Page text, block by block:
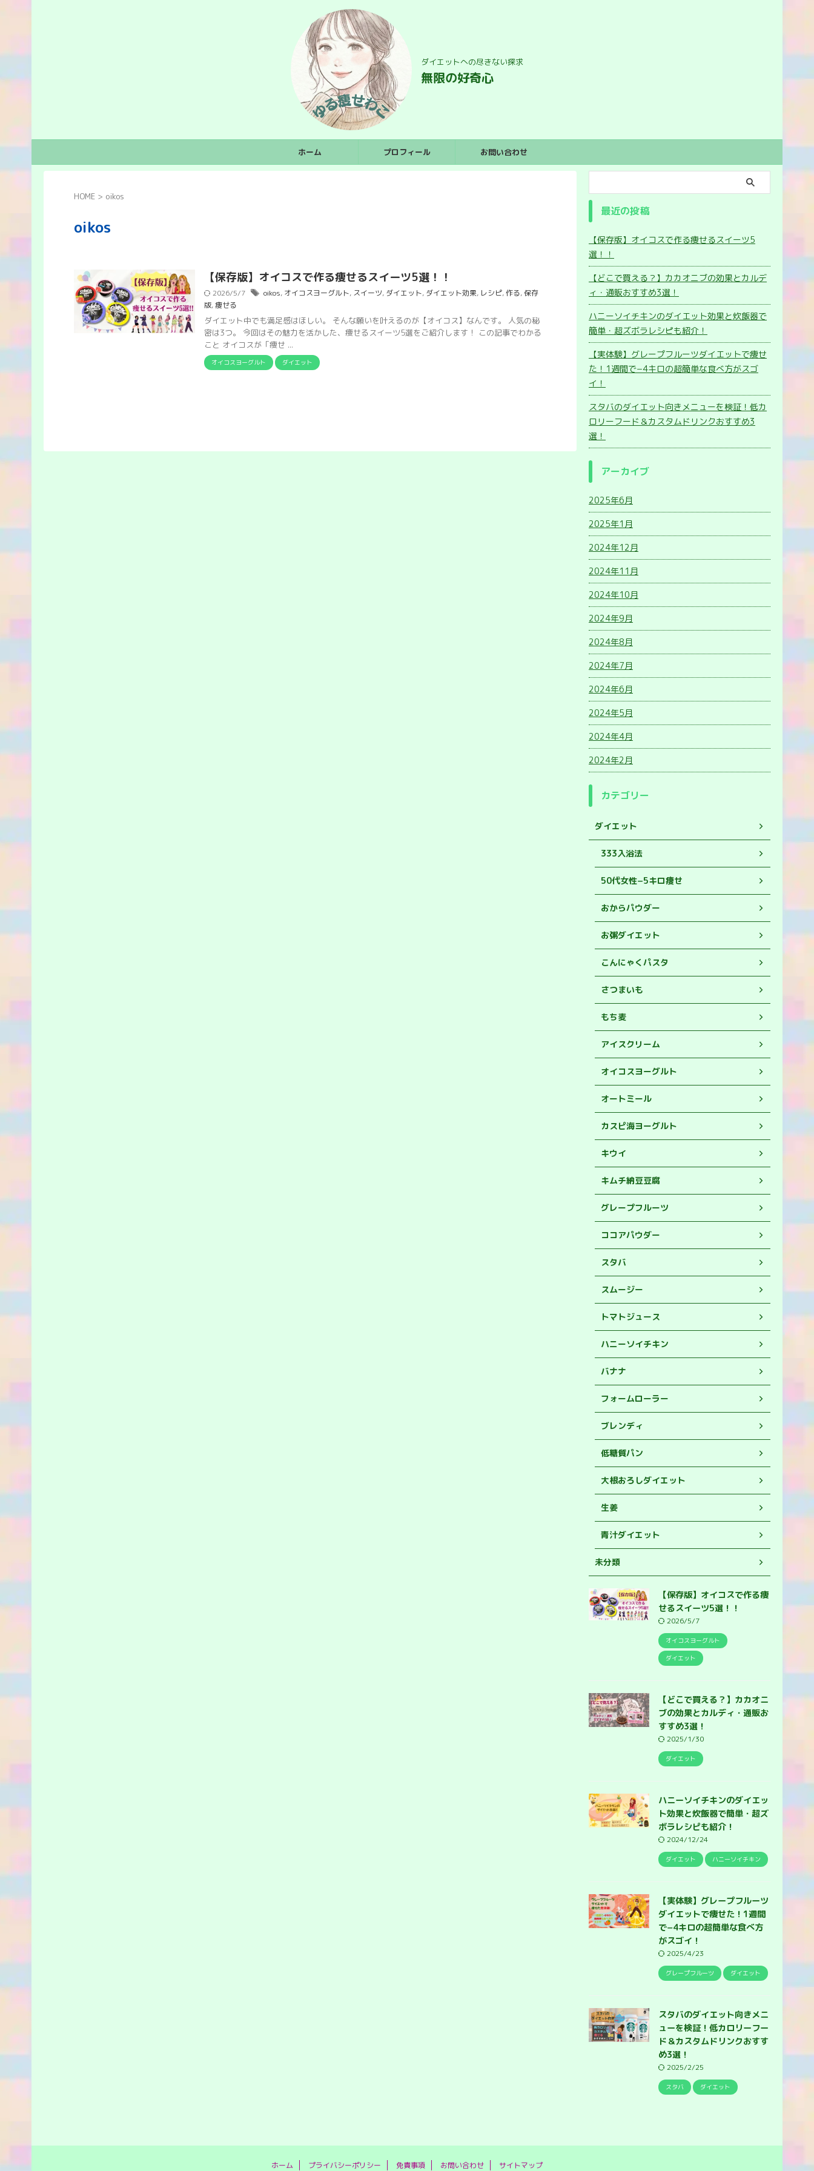
ダイエットへの尽きない探求
無限の好奇心
ホーム プロフィール お問い合わせ
HOME > oikos
oikos
【保存版】オイコスで作る痩せるスイーツ5選！！
2026/5/7 oikos, オイコスヨーグルト, スイーツ, ダイエット, ダイエット効果, レシピ,作る,保存
版,痩せる
ダイエット中でも満足感はほしい。 そんな願いを叶えるのが【オイコス】なんです。 人気の秘
密は3つ。 今回はその魅力を活かした、痩せるスイーツ5選をご紹介します！ この記事でわかる
こと オイコスが「痩せ ...
オイコスヨーグルト ダイエット
最近の投稿
【保存版】オイコスで作る痩せるスイーツ5
選！！
【どこで買える？】カカオニブの効果とカルデ
ィ・通販おすすめ3選！
ハニーソイチキンのダイエット効果と炊飯器で
簡単・超ズボラレシピも紹介！
【実体験】グレープフルーツダイエットで痩せ
た！1週間で−4キロの超簡単な食べ方がスゴ
イ！
スタバのダイエット向きメニューを検証！低カ
ロリーフード＆カスタムドリンクおすすめ3
選！
アーカイブ
2025年6月
2025年1月
2024年12月
2024年11月
2024年10月
2024年9月
2024年8月
2024年7月
2024年6月
2024年5月
2024年4月
2024年2月
カテゴリー
ダイエット
333入浴法
50代女性−5キロ痩せ
おからパウダー
お粥ダイエット
こんにゃくパスタ
さつまいも
もち麦
アイスクリーム
オイコスヨーグルト
オートミール
カスピ海ヨーグルト
キウイ
キムチ納豆豆腐
グレープフルーツ
ココアパウダー
スタバ
スムージー
トマトジュース
ハニーソイチキン
バナナ
フォームローラー
ブレンディ
低糖質パン
大根おろしダイエット
生姜
青汁ダイエット
未分類
【保存版】オイコスで作る痩
せるスイーツ5選！！
2026/5/7
オイコスヨーグルト
ダイエット
【どこで買える？】カカオニ
ブの効果とカルディ・通販お
すすめ3選！
2025/1/30
ダイエット
ハニーソイチキンのダイエッ
ト効果と炊飯器で簡単・超ズ
ボラレシピも紹介！
2024/12/24
ダイエット ハニーソイチキン
【実体験】グレープフルーツ
ダイエットで痩せた！1週間
で−4キロの超簡単な食べ方
がスゴイ！
2025/4/23
グレープフルーツ ダイエット
スタバのダイエット向きメニ
ューを検証！低カロリーフー
ド＆カスタムドリンクおすす
め3選！
2025/2/25
スタバ ダイエット
ホーム プライバシーポリシー 免責事項 お問い合わせ サイトマップ